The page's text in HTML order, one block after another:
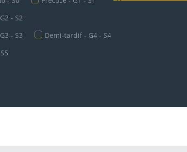
- S2
- S3
Demi-tardif - G4 - S4